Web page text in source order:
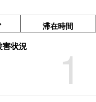
滞在時間
1
害状況